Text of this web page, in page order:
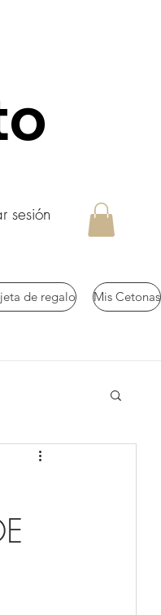
sesión
de regalo Mis Cetonas